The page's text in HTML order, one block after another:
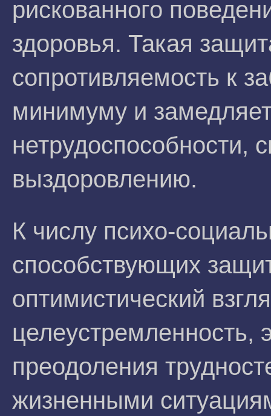
рискованного
здоровья. Такая
сопротивляемость к
минимуму и
нетрудоспособности,
выздоровлению.
К числу психо-
способствующих
оптимистический
целеустремленность,
преодоления
жизненными